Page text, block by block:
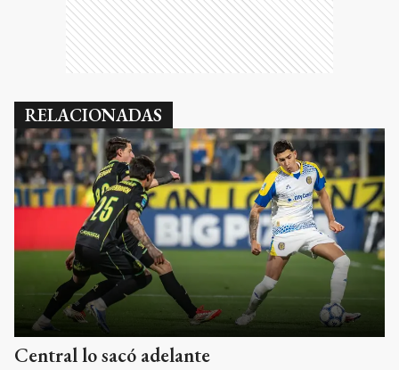
RELACIONADAS
Central lo sacó adelante